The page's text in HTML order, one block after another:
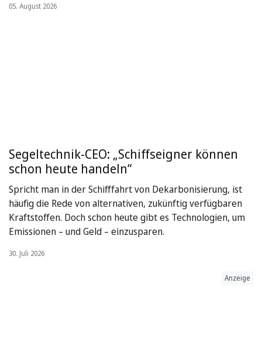
05. August 2026
Segeltechnik-CEO: „Schiffseigner können
schon heute handeln“
Spricht man in der Schifffahrt von Dekarbonisierung, ist
häufig die Rede von alternativen, zukünftig verfügbaren
Kraftstoffen. Doch schon heute gibt es Technologien, um
Emissionen – und Geld – einzusparen.
30. Juli 2026
Anzeige